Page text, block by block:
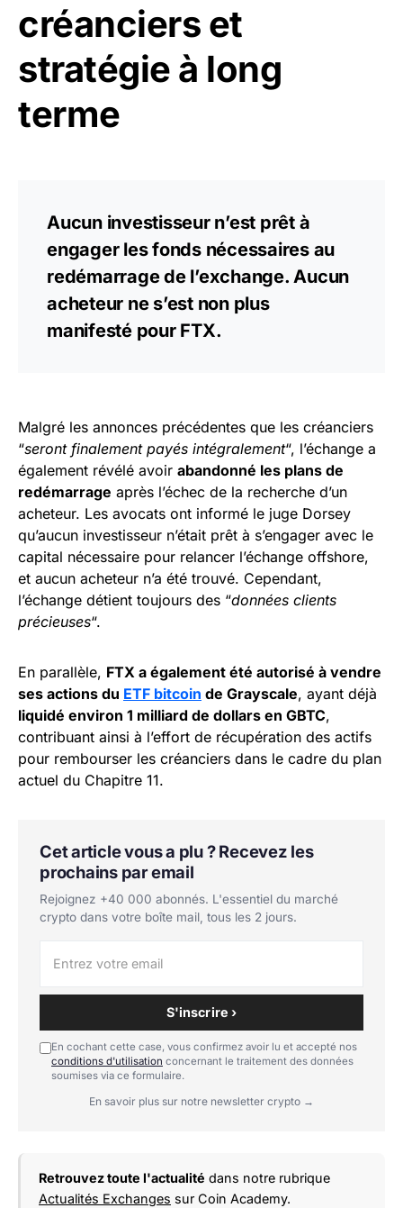
créanciers et
stratégie à long
terme
Aucun investisseur n’est prêt à
engager les fonds nécessaires au
redémarrage de l’exchange. Aucun
acheteur ne s’est non plus
manifesté pour FTX.
Malgré les annonces précédentes que les créanciers
“seront finalement payés intégralement“, l’échange a
également révélé avoir abandonné les plans de
redémarrage après l’échec de la recherche d’un
acheteur. Les avocats ont informé le juge Dorsey
qu’aucun investisseur n’était prêt à s’engager avec le
capital nécessaire pour relancer l’échange offshore,
et aucun acheteur n’a été trouvé. Cependant,
l’échange détient toujours des “données clients
précieuses“.
En parallèle, FTX a également été autorisé à vendre
ses actions du ETF bitcoin de Grayscale, ayant déjà
liquidé environ 1 milliard de dollars en GBTC,
contribuant ainsi à l’effort de récupération des actifs
pour rembourser les créanciers dans le cadre du plan
actuel du Chapitre 11.
Cet article vous a plu ? Recevez les
prochains par email
Rejoignez +40 000 abonnés. L'essentiel du marché
crypto dans votre boîte mail, tous les 2 jours.
S'inscrire ›
En cochant cette case, vous confirmez avoir lu et accepté nos
conditions d'utilisation concernant le traitement des données
soumises via ce formulaire.
En savoir plus sur notre newsletter crypto →
Retrouvez toute l'actualité dans notre rubrique
Actualités Exchanges sur Coin Academy.